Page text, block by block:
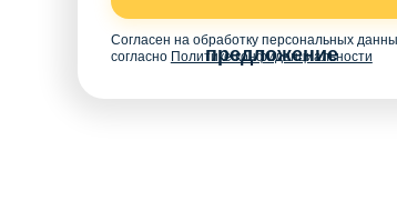
предложение
Согласен на обработку персональных
согласно Политике конфиденциальности